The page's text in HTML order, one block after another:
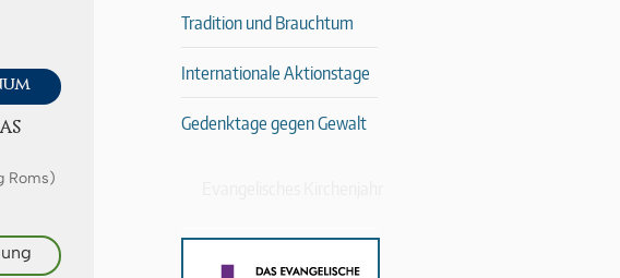
Roms)
Tradition und Brauchtum
Internationale Aktionstage
Gedenktage gegen Gewalt